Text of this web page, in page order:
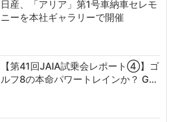
日産、「アリア」第1号車納車セレモ
ニーを本社ギャラリーで開催
【第41回JAIA試乗会レポート④】ゴ
ルフ8の本命パワートレインか？ G…